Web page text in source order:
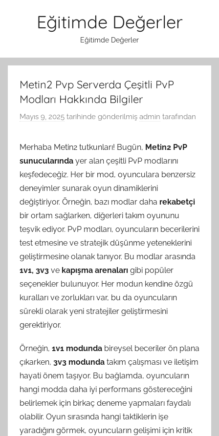
Eğitimde Değerler
Eğitimde Değerler
Metin2 Pvp Serverda Çeşitli PvP
Modları Hakkında Bilgiler
Mayıs 9, 2025 tarihinde gönderilmiş admin tarafından
Merhaba Metin2 tutkunları! Bugün, Metin2 PvP
sunucularında yer alan çeşitli PvP modlarını
keşfedeceğiz. Her bir mod, oyunculara benzersiz
deneyimler sunarak oyun dinamiklerini
değiştiriyor. Örneğin, bazı modlar daha rekabetçi
bir ortam sağlarken, diğerleri takım oyununu
teşvik ediyor. PvP modları, oyuncuların becerilerini
test etmesine ve stratejik düşünme yeteneklerini
geliştirmesine olanak tanıyor. Bu modlar arasında
1v1, 3v3 ve kapışma arenaları gibi popüler
seçenekler bulunuyor. Her modun kendine özgü
kuralları ve zorlukları var, bu da oyuncuların
sürekli olarak yeni stratejiler geliştirmesini
gerektiriyor.
Örneğin, 1v1 modunda bireysel beceriler ön plana
çıkarken, 3v3 modunda takım çalışması ve iletişim
hayati önem taşıyor. Bu bağlamda, oyuncuların
hangi modda daha iyi performans göstereceğini
belirlemek için birkaç deneme yapmaları faydalı
olabilir. Oyun sırasında hangi taktiklerin işe
yaradığını görmek, oyuncuların gelişimi için kritik